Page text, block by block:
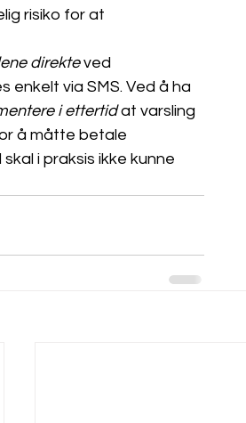
risiko for at
direkte ved
enkelt via SMS. Ved å ha
i ettertid at varsling
å måtte betale
i praksis ikke kunne